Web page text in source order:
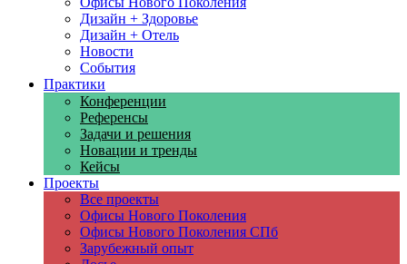
Дизайн + Здоровье
Дизайн + Отель
Новости
События
Практики
Конференции
Референсы
Задачи и решения
Новации и тренды
Кейсы
Проекты
Все проекты
Офисы Нового Поколения
Офисы Нового Поколения СПб
Зарубежный опыт